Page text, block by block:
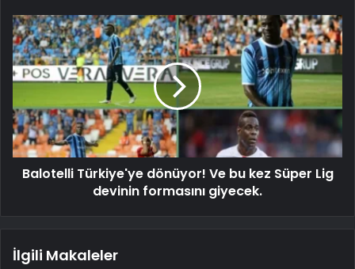
Balotelli Türkiye'ye dönüyor! Ve bu kez Süper Lig
devinin formasını giyecek.
İlgili Makaleler